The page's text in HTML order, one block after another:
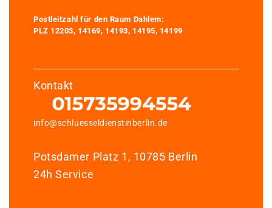
Postleitzahl für den Raum Dahlem:
PLZ 12203, 14169, 14193, 14195, 14199
Kontakt
info@schluesseldienstinberlin.de
Potsdamer Platz 1, 10785 Berlin
24h Service